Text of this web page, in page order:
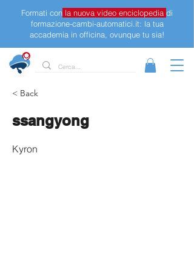
Formati con la nuova video enciclopedia di
formazione-cambi-automatici.it: la tua
accademia in officina, ovunque tu sia!
< Back
ssangyong
Kyron